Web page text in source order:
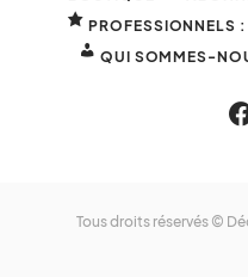
PROFESSIONNELS
QUI SOMMES-
Tous droits réservés ©